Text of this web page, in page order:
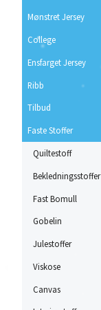
Mønstret Jersey
College
Ensfarget Jersey
Ribb
Tilbud
Faste Stoffer
Quiltestoff
Bekledningsstoffer
Fast Bomull
Gobelin
Julestoffer
Viskose
Canvas